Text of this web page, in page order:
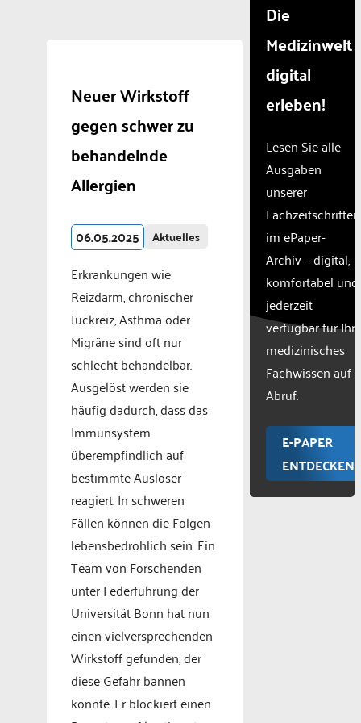
Neuer Wirkstoff
gegen schwer zu
behandelnde
Allergien
06.05.2025 Aktuelles
Erkrankungen wie
Reizdarm, chronischer
Juckreiz, Asthma oder
Migräne sind oft nur
schlecht behandelbar.
Ausgelöst werden sie
häufig dadurch, dass das
Immunsystem
überempfindlich auf
bestimmte Auslöser
reagiert. In schweren
Fällen können die Folgen
lebensbedrohlich sein. Ein
Team von Forschenden
unter Federführung der
Universität Bonn hat nun
einen vielversprechenden
Wirkstoff gefunden, der
diese Gefahr bannen
könnte. Er blockiert einen
Die
Medizinwelt
digital
erleben!
Lesen Sie alle
Ausgaben
unserer
Fachzeitschriften
im ePaper-
Archiv – digital,
komfortabel und
jederzeit
verfügbar für Ihr
medizinisches
Fachwissen auf
Abruf.
E-PAPER
ENTDECKEN